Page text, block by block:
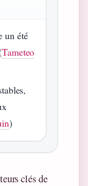
un été
Tameteo
)
clés de